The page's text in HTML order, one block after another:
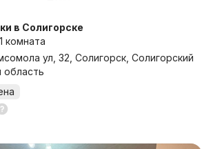
в Солигорске
1 комната
ул, 32, Солигорск, Солигорский
область